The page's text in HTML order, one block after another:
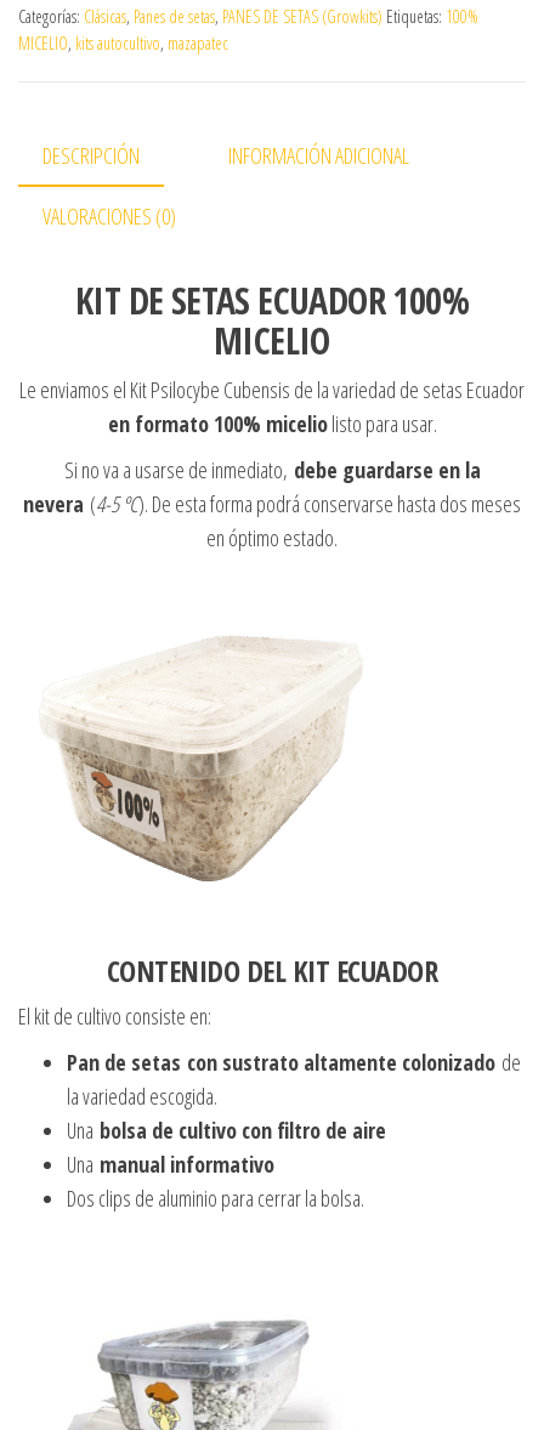
Categorías: Clásicas, Panes de setas, PANES DE SETAS (Growkits) Etiquetas: 100%
MICELIO, kits autocultivo, mazapatec
DESCRIPCIÓN INFORMACIÓN ADICIONAL
VALORACIONES (0)
KIT DE SETAS ECUADOR 100%
MICELIO
Le enviamos el Kit Psilocybe Cubensis de la variedad de setas Ecuador
en formato 100% miceliolisto para usar.
Si no va a usarse de inmediato, debe guardarse en la
nevera (4-5 ºC). De esta forma podrá conservarse hasta dos meses
en óptimo estado.
CONTENIDO DEL KIT ECUADOR
El kit de cultivo consiste en:
Pan de setas con sustrato altamente colonizado de
la variedad escogida.
Una bolsa de cultivo con filtro de aire
Una manual informativo
Dos clips de aluminio para cerrar la bolsa.